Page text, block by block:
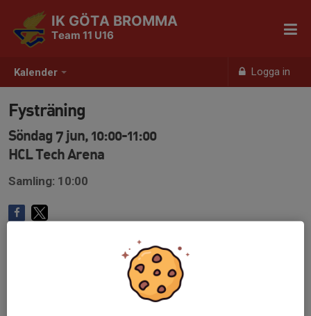
Kalender Logga in
IK GÖTA BROMMA
Team 11 U16
Fysträning
Söndag 7 jun, 10:00-11:00
HCL Tech Arena
Samling: 10:00